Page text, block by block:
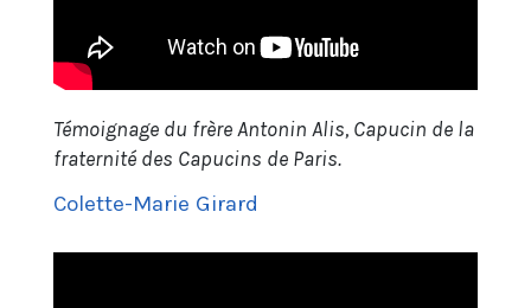
A venir
Témoignage du frère Antonin Alis, Capucin de la
fraternité des Capucins de Paris.
Colette-Marie Girard